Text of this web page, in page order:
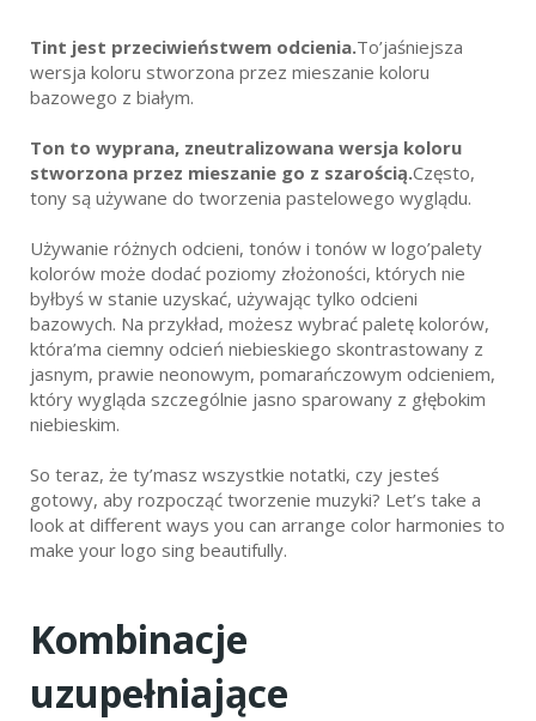
Tint jest przeciwieństwem odcienia.To’jaśniejsza
wersja koloru stworzona przez mieszanie koloru
bazowego z białym.
Ton to wyprana, zneutralizowana wersja koloru
stworzona przez mieszanie go z szarością.Często,
tony są używane do tworzenia pastelowego wyglądu.
Używanie różnych odcieni, tonów i tonów w logo’palety
kolorów może dodać poziomy złożoności, których nie
byłbyś w stanie uzyskać, używając tylko odcieni
bazowych. Na przykład, możesz wybrać paletę kolorów,
która’ma ciemny odcień niebieskiego skontrastowany z
jasnym, prawie neonowym, pomarańczowym odcieniem,
który wygląda szczególnie jasno sparowany z głębokim
niebieskim.
So teraz, że ty’masz wszystkie notatki, czy jesteś
gotowy, aby rozpocząć tworzenie muzyki? Let’s take a
look at different ways you can arrange color harmonies to
make your logo sing beautifully.
Kombinacje
uzupełniające